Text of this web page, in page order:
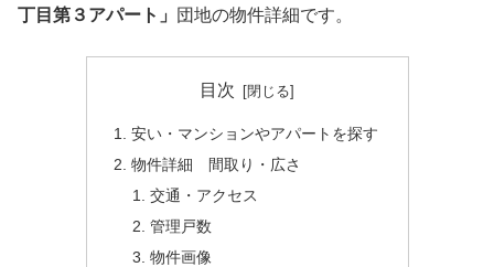
丁目第３アパート」
団地の物件詳細です。
目次
安い・マンションやアパートを探す
物件詳細 間取り・広さ
交通・アクセス
管理戸数
物件画像